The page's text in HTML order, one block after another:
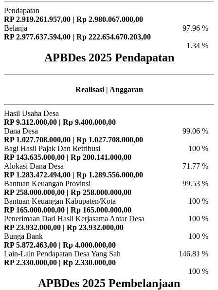
Pendapatan
RP 2.919.261.957,00 | Rp 2.980.067.000,00
97.96 %
Belanja
RP 2.977.637.594,00 | Rp 222.654.670.203,00
1.34 %
APBDes 2025 Pendapatan
Realisasi | Anggaran
Hasil Usaha Desa
RP 9.312.000,00 | Rp 9.400.000,00
99.06 %
Dana Desa
RP 1.027.708.000,00 | Rp 1.027.708.000,00
100 %
Bagi Hasil Pajak Dan Retribusi
RP 143.635.000,00 | Rp 200.141.000,00
71.77 %
Alokasi Dana Desa
RP 1.283.472.494,00 | Rp 1.289.556.000,00
99.53 %
Bantuan Keuangan Provinsi
RP 258.000.000,00 | Rp 258.000.000,00
100 %
Bantuan Keuangan Kabupaten/Kota
RP 165.000.000,00 | Rp 165.000.000,00
100 %
Penerimaan Dari Hasil Kerjasama Antar Desa
RP 23.932.000,00 | Rp 23.932.000,00
100 %
Bunga Bank
RP 5.872.463,00 | Rp 4.000.000,00
146.81 %
Lain-Lain Pendapatan Desa Yang Sah
RP 2.330.000,00 | Rp 2.330.000,00
100 %
APBDes 2025 Pembelanjaan